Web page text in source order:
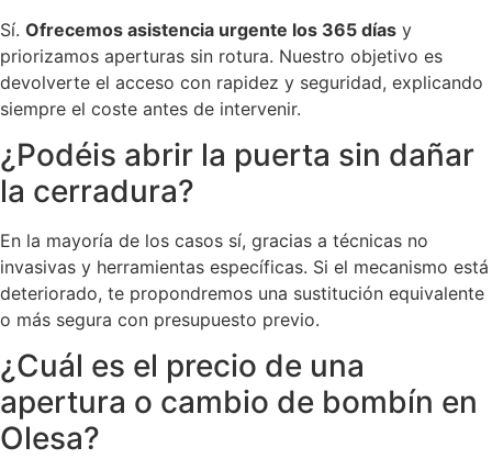
Sí. Ofrecemos asistencia urgente los 365 días y
priorizamos aperturas sin rotura. Nuestro objetivo es
devolverte el acceso con rapidez y seguridad, explicando
siempre el coste antes de intervenir.
¿Podéis abrir la puerta sin dañar
la cerradura?
En la mayoría de los casos sí, gracias a técnicas no
invasivas y herramientas específicas. Si el mecanismo está
deteriorado, te propondremos una sustitución equivalente
o más segura con presupuesto previo.
¿Cuál es el precio de una
apertura o cambio de bombín en
Olesa?